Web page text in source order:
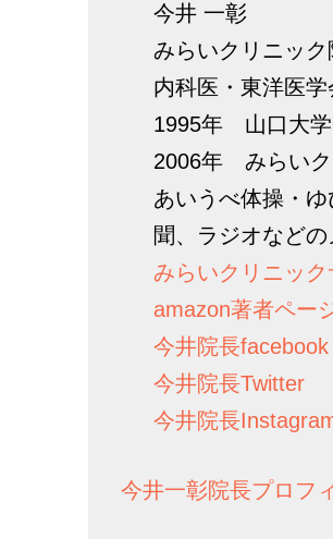
今井 一彰
みらいクリニッ
内科医・東洋医
1995年 山口大
2006年 みらい
あいうべ体操・
聞、ラジオなどの
みらいクリニック
amazon著者ペー
今井院長facebook
今井院長Twitter
今井院長
今井一彰院長プロフ